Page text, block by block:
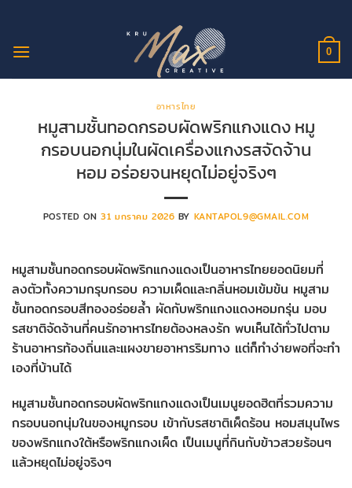
ยัง
0
อาหารไทย
หมูสามชั้นทอดกรอบผัดพริกแกงแดง หมู
กรอบนอกนุ่มในผัดเครื่องแกงรสจัดจ้าน
หอม อร่อยจนหยุดไม่อยู่จริงๆ
POSTED ON31 มกราคม 2026 BY KANTAPOL9@GMAIL.COM
หมูสามชั้นทอดกรอบผัดพริกแกงแดงเป็นอาหารไทยยอดนิยมที่
ลงตัวทั้งความกรุบกรอบ ความเผ็ดและกลิ่นหอมเข้มข้น หมูสาม
ชั้นทอดกรอบสีทองอร่อยล้ำ ผัดกับพริกแกงแดงหอมกรุ่น มอบ
รสชาติจัดจ้านที่คนรักอาหารไทยต้องหลงรัก พบเห็นได้ทั่วไปตาม
ร้านอาหารท้องถิ่นและแผงขายอาหารริมทาง แต่ก็ทำง่ายพอที่จะทำ
เองที่บ้านได้
หมูสามชั้นทอดกรอบผัดพริกแกงแดงเป็นเมนูยอดฮิตที่รวมความ
กรอบนอกนุ่มในของหมูกรอบ เข้ากับรสชาติเผ็ดร้อน หอมสมุนไพร
ของพริกแกงใต้หรือพริกแกงเผ็ด เป็นเมนูที่กินกับข้าวสวยร้อนๆ
แล้วหยุดไม่อยู่จริงๆ